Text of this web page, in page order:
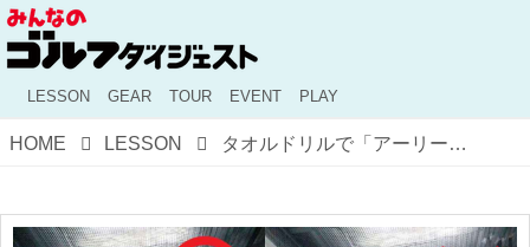
LESSON GEAR TOUR EVENT PLAY
HOME LESSON タオルドリルで「アーリーリリース」を直す！ 【冬休みに作る70台が狙えるスウィング】